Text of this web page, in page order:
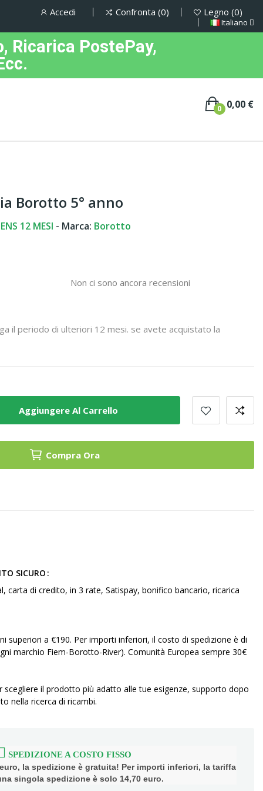
Accedi Confronta 0 Legno 0
Italiano
Ricarica PostePay,
0,00 €
0
Borotto 5° anno
12 MESI - Marca: Borotto
Non ci sono ancora recensioni
il periodo di ulteriori 12 mesi. se avete acquistato la
Aggiungere Al Carrello
Compra Ora
SICURO
carta di credito, in 3 rate, Satispay, bonifico bancario, ricarica
superiori a €190. Per importi inferiori, il costo di spedizione è di
marchio Fiem-Borotto-River). Comunità Europea sempre 30€
scegliere il prodotto più adatto alle tue esigenze, supporto dopo
nella ricerca di ricambi.
SPEDIZIONE A COSTO FISSO
la spedizione è gratuita! Per importi inferiori, la tariffa
singola spedizione è solo 14,70 euro.